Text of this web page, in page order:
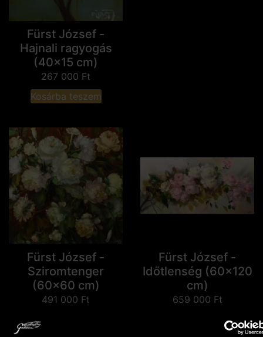
Fürst József -
Hajnali ragyogás
(40x15 cm)
267 000 Ft
Kosárba teszem
Fürst József -
Sziromtenger
(60x60 cm)
491 000 Ft
Kosárba teszem
Fürst József -
Időtlenség (60x120
cm)
659 000 Ft
Kosárba teszem